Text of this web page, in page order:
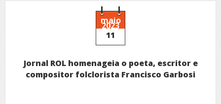
maio
2023
11
Jornal ROL homenageia o poeta, escritor e
compositor folclorista Francisco Garbosi